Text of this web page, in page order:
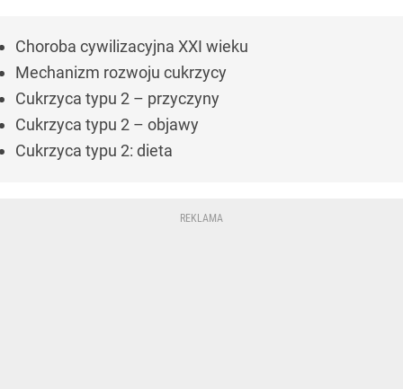
Choroba cywilizacyjna XXI wieku
Mechanizm rozwoju cukrzycy
Cukrzyca typu 2 – przyczyny
Cukrzyca typu 2 – objawy
Cukrzyca typu 2: dieta